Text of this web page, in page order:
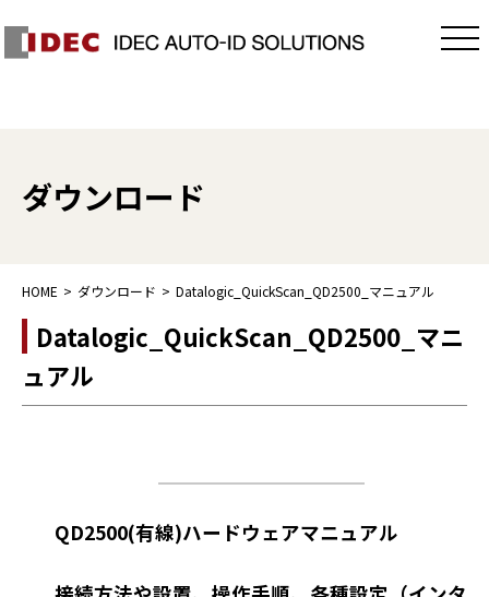
ダウンロード
HOME ダウンロード Datalogic_QuickScan_QD2500_マニュアル
Datalogic_QuickScan_QD2500_マニ
ュアル
QD2500(有線)ハードウェアマニュアル